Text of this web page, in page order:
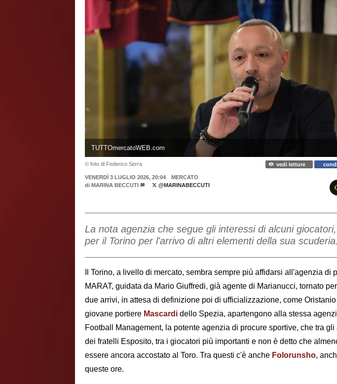
TUTTOmercatoWEB.com
© foto di Federico Serra vedi letture
VENERDÌ 3 LUGLIO 2026, 20:04
MERCATO
di MARINA BECCUTI @MARINABECCUTI
La nota agenzia che segue gli interessi di alcuni
per il Torino per l'arrivo di altri elementi della sua scuderia.
Il Torino, a livello di mercato, sembra sempre più affidarsi all'agenzia di
MARAT, guidata da Mario Giuffredi, già agente di Marianucci, tornato
due arrivi, in attesa di definizione poi di ufficializzazione, come Oristanio
giovane portiere Mascardi dello Spezia, apartengono alla stessa
Football Management, la potente agenzia di procure sportive, che tra
dei fratelli Esposito, tra i giocatori più importanti e non è detto che
essere ancora accostato al Toro. Tra questi c'è anche Folorunsho,
queste ore.